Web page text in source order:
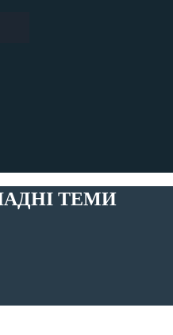
ТЕМИ